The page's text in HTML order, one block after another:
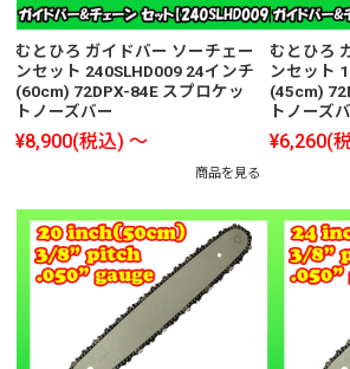
むとひろ ガイドバー ソーチェー
ンセット 240SLHD009 24インチ
(60cm) 72DPX-84E スプロケッ
トノーズバー
¥8,900(税込) ～
商品を見る
むとひろ
ンセット
(45cm)
トノーズ
¥6,260(